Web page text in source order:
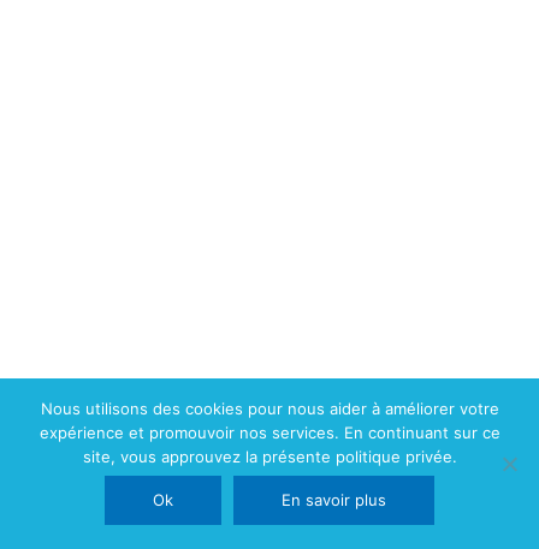
Nous utilisons des cookies pour nous aider à améliorer votre
expérience et promouvoir nos services. En continuant sur ce
site, vous approuvez la présente politique privée.
Ok En savoir plus